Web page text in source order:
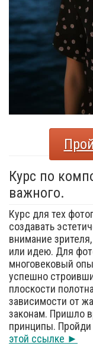
Курс по
важного.
Курс для тех
создавать
внимание
или идею. Для
многовековый
успешно
плоскости
зависимости от
законам. Пришло
принципы. Пройди
этой ссылке ►